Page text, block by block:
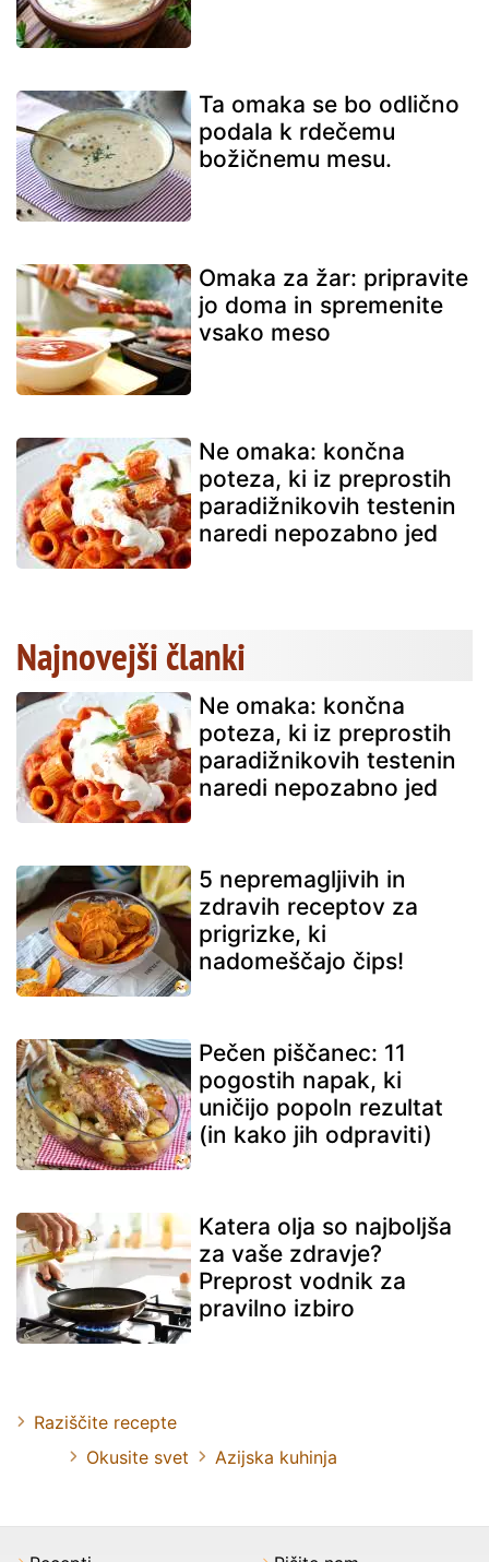
Ta omaka se bo odlično
podala k rdečemu
božičnemu mesu.
Omaka za žar: pripravite
jo doma in spremenite
vsako meso
Ne omaka: končna
poteza, ki iz preprostih
paradižnikovih testenin
naredi nepozabno jed
Najnovejši članki
Ne omaka: končna
poteza, ki iz preprostih
paradižnikovih testenin
naredi nepozabno jed
5 nepremagljivih in
zdravih receptov za
prigrizke, ki
nadomeščajo čips!
Pečen piščanec: 11
pogostih napak, ki
uničijo popoln rezultat
(in kako jih odpraviti)
Katera olja so najboljša
za vaše zdravje?
Preprost vodnik za
pravilno izbiro
Raziščite recepte
Okusite svet
Azijska kuhinja